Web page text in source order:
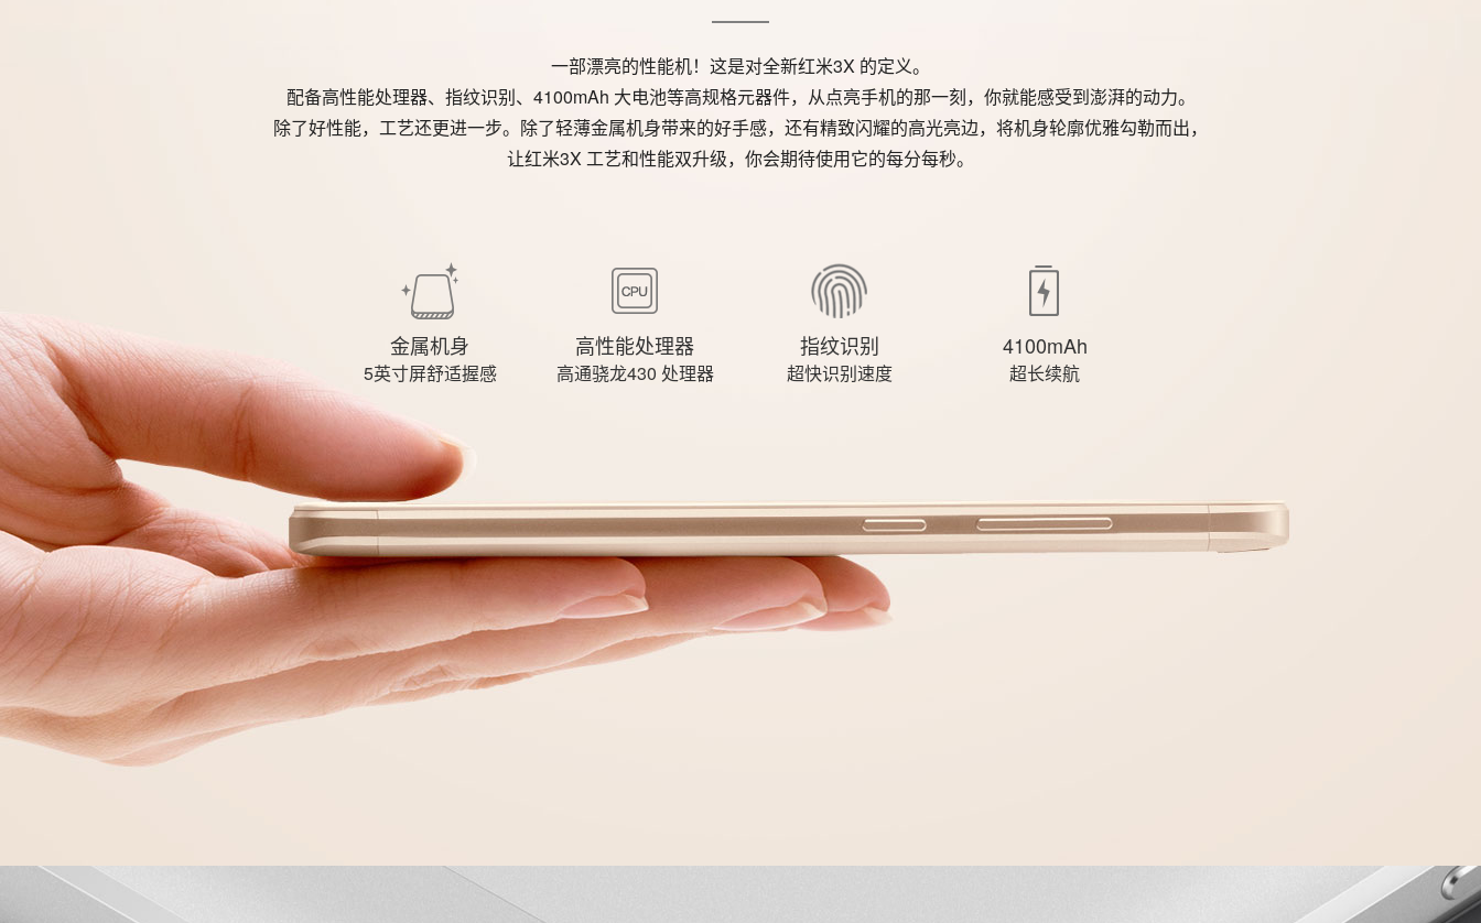
一部漂亮的性能机！这是对全新红米3X 的定义。
配备高性能处理器、指纹识别、4100mAh 大电池等高规格元器件，从点亮手机的那一刻，你就能感受到澎湃的动力。
除了好性能，工艺还更进一步。除了轻薄金属机身带来的好手感，还有精致闪耀的高光亮边，将机身轮廓优雅勾勒而出，
让红米3X 工艺和性能双升级，你会期待使用它的每分每秒。
金属机身
5英寸屏舒适握感
高性能处理器
高通骁龙430 处理器
指纹识别
超快识别速度
4100mAh
超长续航